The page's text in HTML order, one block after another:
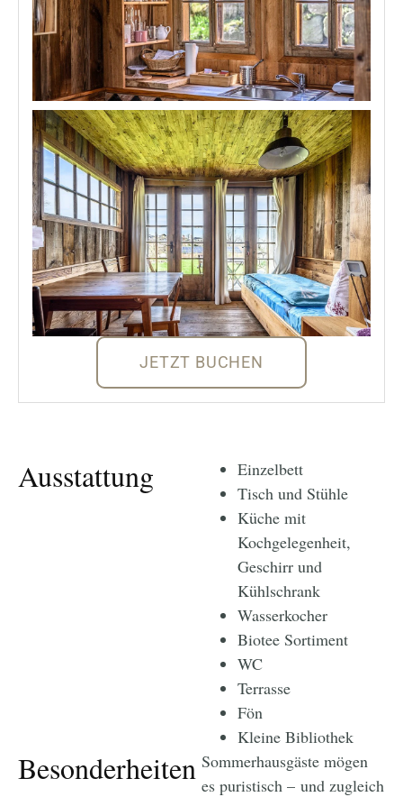
JETZT BUCHEN
Ausstattung
Einzelbett
Tisch und Stühle
Küche mit
Kochgelegenheit,
Geschirr und
Kühlschrank
Wasserkocher
Biotee Sortiment
WC
Terrasse
Fön
Kleine Bibliothek
Besonderheiten Sommerhausgäste mögen
es puristisch – und zugleich